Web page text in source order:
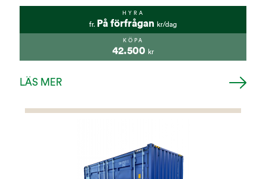
HYRA
fr. På förfrågan kr/dag
KÖPA
42.500 kr
LÄS MER